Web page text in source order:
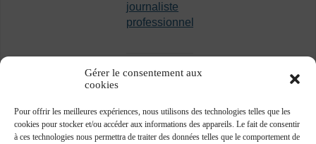
Gérer le consentement aux
cookies
Pour offrir les meilleures expériences, nous utilisons des technologies telles que les
cookies pour stocker et/ou accéder aux informations des appareils. Le fait de consentir
à ces technologies nous permettra de traiter des données telles que le comportement de
journaliste
professionnel